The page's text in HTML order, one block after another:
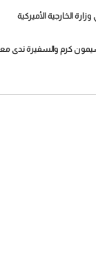
الخارجية الأميركية
كرم والسفيرة ندى